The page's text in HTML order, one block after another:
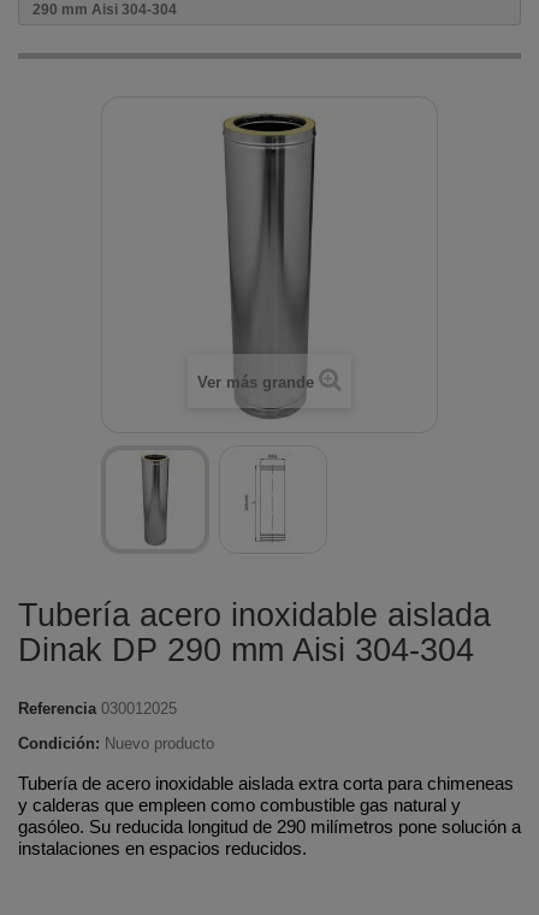
290 mm Aisi 304-304
Ver más grande
Tubería acero inoxidable aislada
Dinak DP 290 mm Aisi 304-304
Referencia 030012025
Condición: Nuevo producto
Tubería de acero inoxidable aislada extra corta para chimeneas
y calderas que empleen como combustible gas natural y
gasóleo. Su reducida longitud de 290 milímetros pone solución a
instalaciones en espacios reducidos.